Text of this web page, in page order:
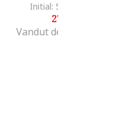
Initial: 534
279
Vandut de Fashion Days